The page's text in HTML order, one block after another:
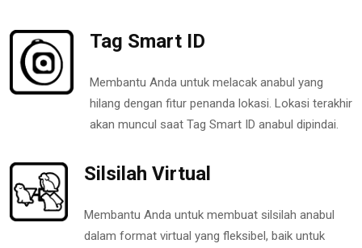
Tag Smart ID
Membantu Anda untuk melacak anabul yang
hilang dengan fitur penanda lokasi. Lokasi terakhir
akan muncul saat Tag Smart ID anabul dipindai.
Silsilah Virtual
Membantu Anda untuk membuat silsilah anabul
dalam format virtual yang fleksibel, baik untuk